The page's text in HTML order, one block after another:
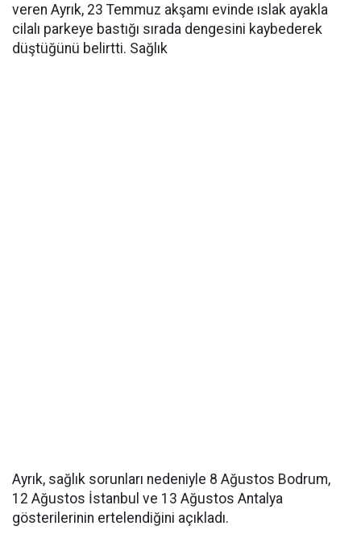
veren Ayrık, 23 Temmuz akşamı evinde ıslak ayakla
cilalı parkeye bastığı sırada dengesini kaybederek
düştüğünü belirtti. Sağlık
Ayrık, sağlık sorunları nedeniyle 8 Ağustos Bodrum,
12 Ağustos İstanbul ve 13 Ağustos Antalya
gösterilerinin ertelendiğini açıkladı.